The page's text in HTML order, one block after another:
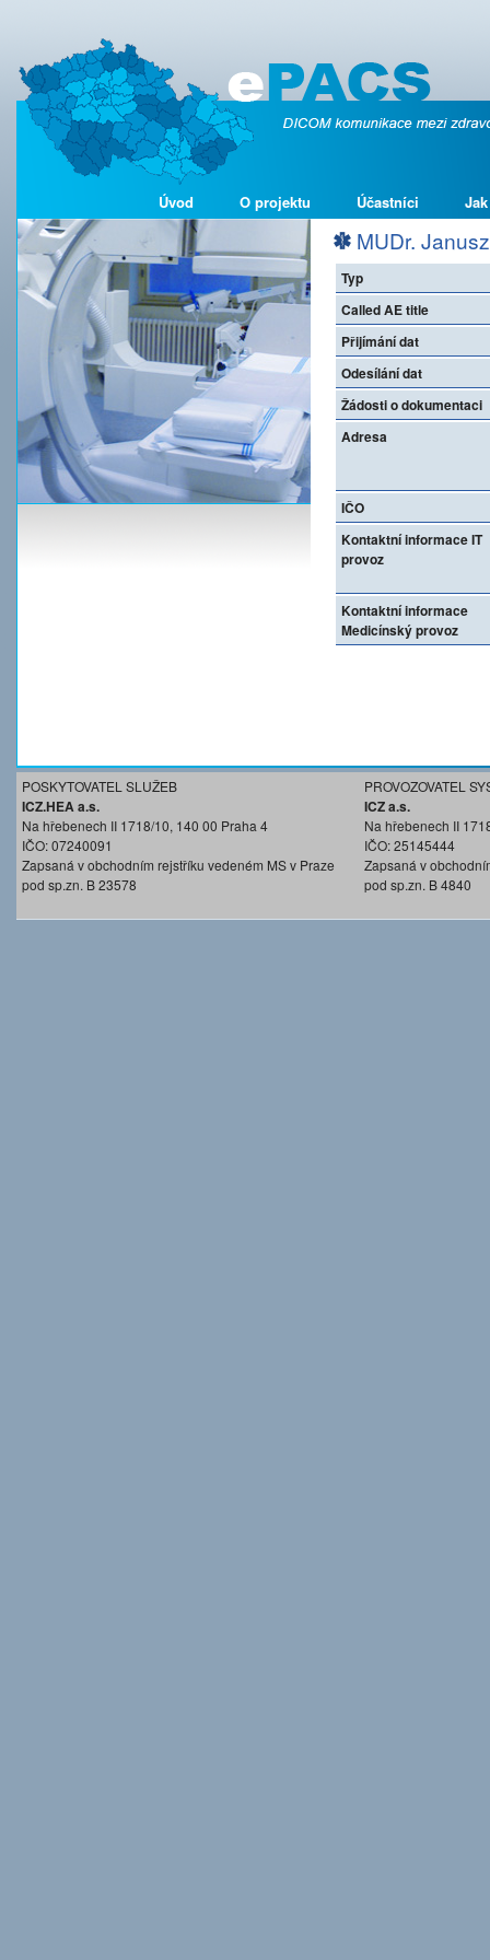
Úvod O projektu Účastníci
MUDr.
Typ
Called AE title
Přijímání dat
Odesílání dat
Žádosti o dokumentaci
Adresa
IČO
Kontaktní informace IT
provoz
Kontaktní informace
Medicínský provoz
POSKYTOVATEL SLUŽEB
ICZ.HEA a.s.
Na hřebenech II 1718/10, 140 00 Praha 4
IČO: 07240091
Zapsaná v obchodním rejstříku vedeném MS v Praze
pod sp.zn. B 23578
PROVOZOVATEL
ICZ a.s.
Na hřebenech II
IČO: 25145444
Zapsaná v
pod sp.zn. B 4840